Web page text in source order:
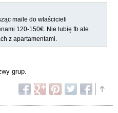
maile do właścicieli
120-150€. Nie lubię fb ale
z apartamentami.
grup.